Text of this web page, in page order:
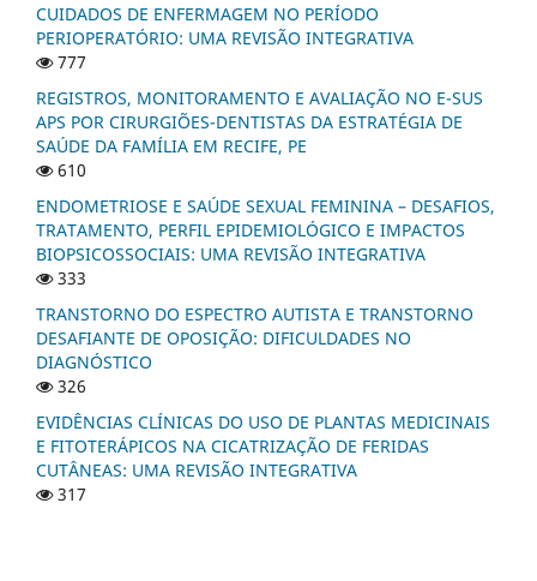
CUIDADOS DE ENFERMAGEM NO PERÍODO
PERIOPERATÓRIO: UMA REVISÃO INTEGRATIVA
777
REGISTROS, MONITORAMENTO E AVALIAÇÃO NO E-SUS
APS POR CIRURGIÕES-DENTISTAS DA ESTRATÉGIA DE
SAÚDE DA FAMÍLIA EM RECIFE, PE
610
ENDOMETRIOSE E SAÚDE SEXUAL FEMININA – DESAFIOS,
TRATAMENTO, PERFIL EPIDEMIOLÓGICO E IMPACTOS
BIOPSICOSSOCIAIS: UMA REVISÃO INTEGRATIVA
333
TRANSTORNO DO ESPECTRO AUTISTA E TRANSTORNO
DESAFIANTE DE OPOSIÇÃO: DIFICULDADES NO
DIAGNÓSTICO
326
EVIDÊNCIAS CLÍNICAS DO USO DE PLANTAS MEDICINAIS
E FITOTERÁPICOS NA CICATRIZAÇÃO DE FERIDAS
CUTÂNEAS: UMA REVISÃO INTEGRATIVA
317